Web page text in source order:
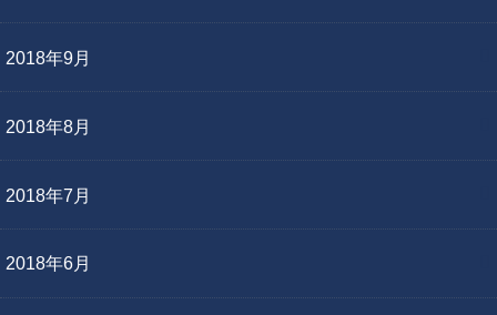
2018年9月
2018年8月
2018年7月
2018年6月